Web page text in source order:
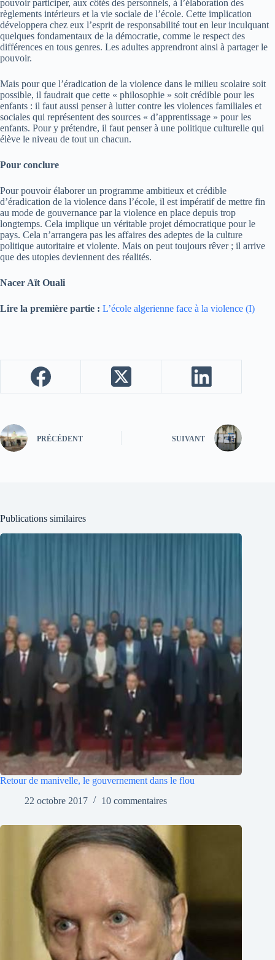
pouvoir participer, aux côtés des personnels, à l’élaboration des
règlements intérieurs et la vie sociale de l’école. Cette implication
développera chez eux l’esprit de responsabilité tout en leur inculquant
quelques fondamentaux de la démocratie, comme le respect des
différences en tous genres. Les adultes apprendront ainsi à partager le
pouvoir.
Mais pour que l’éradication de la violence dans le milieu scolaire soit
possible, il faudrait que cette « philosophie » soit crédible pour les
enfants : il faut aussi penser à lutter contre les violences familiales et
sociales qui représentent des sources « d’apprentissage » pour les
enfants. Pour y prétendre, il faut penser à une politique culturelle qui
élève le niveau de tout un chacun.
Pour conclure
Pour pouvoir élaborer un programme ambitieux et crédible
d’éradication de la violence dans l’école, il est impératif de mettre fin
au mode de gouvernance par la violence en place depuis trop
longtemps. Cela implique un véritable projet démocratique pour le
pays. Cela n’arrangera pas les affaires des adeptes de la culture
politique autoritaire et violente. Mais on peut toujours rêver ; il arrive
que des utopies deviennent des réalités.
Nacer Aït Ouali
Lire la première partie : L’école algerienne face à la violence (I)
PRÉCÉDENT SUIVANT
Publications similaires
Retour de manivelle, le gouvernement dans le flou
22 octobre 2017
10 commentaires